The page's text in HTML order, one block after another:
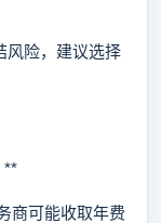
险，建议选择
**
可能收取年费